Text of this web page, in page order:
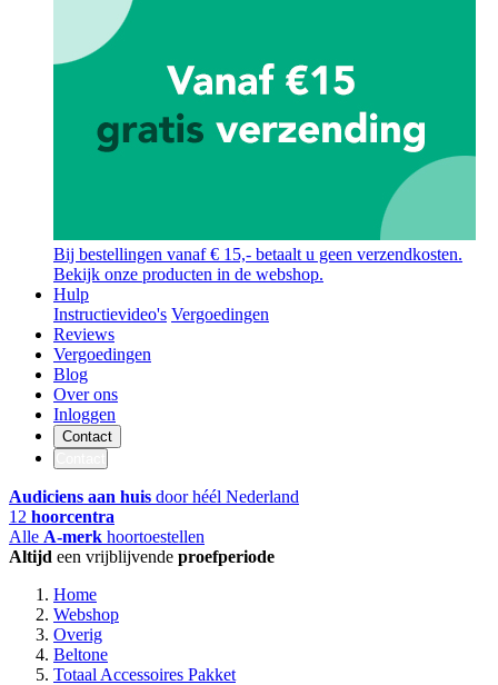
Bij bestellingen vanaf € 15,- betaalt u geen verzendkosten.
Bekijk onze producten in de webshop.
Hulp
Instructievideo's Vergoedingen
Reviews
Vergoedingen
Blog
Over ons
Inloggen
Contact
Audiciens aan huis door héél Nederland
12 hoorcentra
Alle A-merk hoortoestellen
Altijd een vrijblijvende proefperiode
Home
Webshop
Overig
Beltone
Totaal Accessoires Pakket